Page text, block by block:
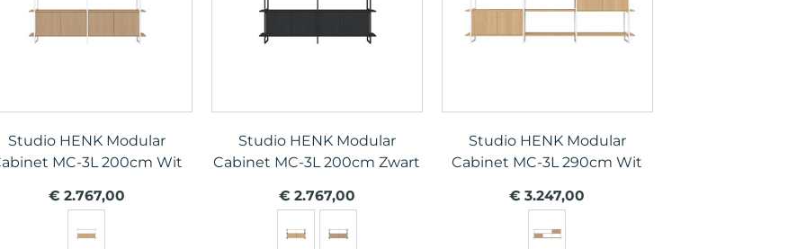
Studio HENK Modular
MC-3L 200cm Wit
€ 2.767,00
Studio HENK Modular
Cabinet MC-3L 200cm Zwart
€ 2.767,00
Studio HENK Modular
Cabinet MC-3L 290cm Wit
€ 3.247,00